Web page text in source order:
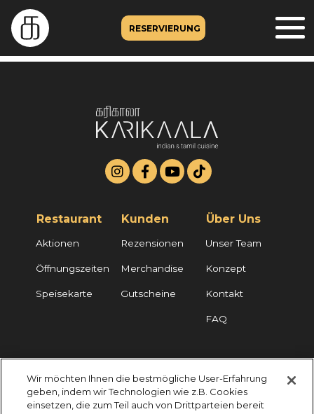
RESERVIERUNG
Restaurant
Aktionen
Öffnungszeiten
Speisekarte
Kunden
Rezensionen
Merchandise
Gutscheine
Über Uns
Unser Team
Konzept
Kontakt
FAQ
KARIKAALA ©2026 - Saily Food Service GmbH
Alle Rechte vorbehalten
Wir möchten Ihnen die bestmögliche User-Erfahrung
geben, indem wir Technologien wie z.B. Cookies
einsetzen, die zum Teil auch von Drittparteien bereit